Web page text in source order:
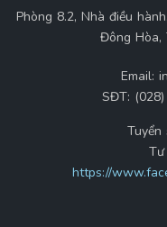
Phòng 8.2, Nhà điều
Đông Hòa,
Email:
SĐT:
Tuyển
Tư
https://